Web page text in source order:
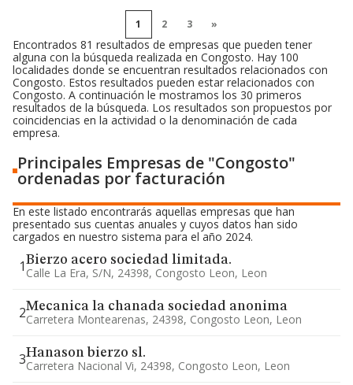
1 2 3 »
Encontrados 81 resultados de empresas que pueden tener
alguna con la búsqueda realizada en Congosto. Hay 100
localidades donde se encuentran resultados relacionados con
Congosto. Estos resultados pueden estar relacionados con
Congosto. A continuación le mostramos los 30 primeros
resultados de la búsqueda. Los resultados son propuestos por
coincidencias en la actividad o la denominación de cada
empresa.
Principales Empresas de "Congosto"
ordenadas por facturación
En este listado encontrarás aquellas empresas que han
presentado sus cuentas anuales y cuyos datos han sido
cargados en nuestro sistema para el año 2024.
1Bierzo acero sociedad limitada.
Calle La Era, S/n, 24398, Congosto Leon, Leon
2Mecanica la chanada sociedad anonima
Carretera Montearenas, 24398, Congosto Leon, Leon
3Hanason bierzo sl.
Carretera Nacional Vi, 24398, Congosto Leon, Leon